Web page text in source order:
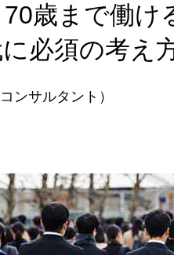
70歳まで働
必須の考え
ンサルタント）